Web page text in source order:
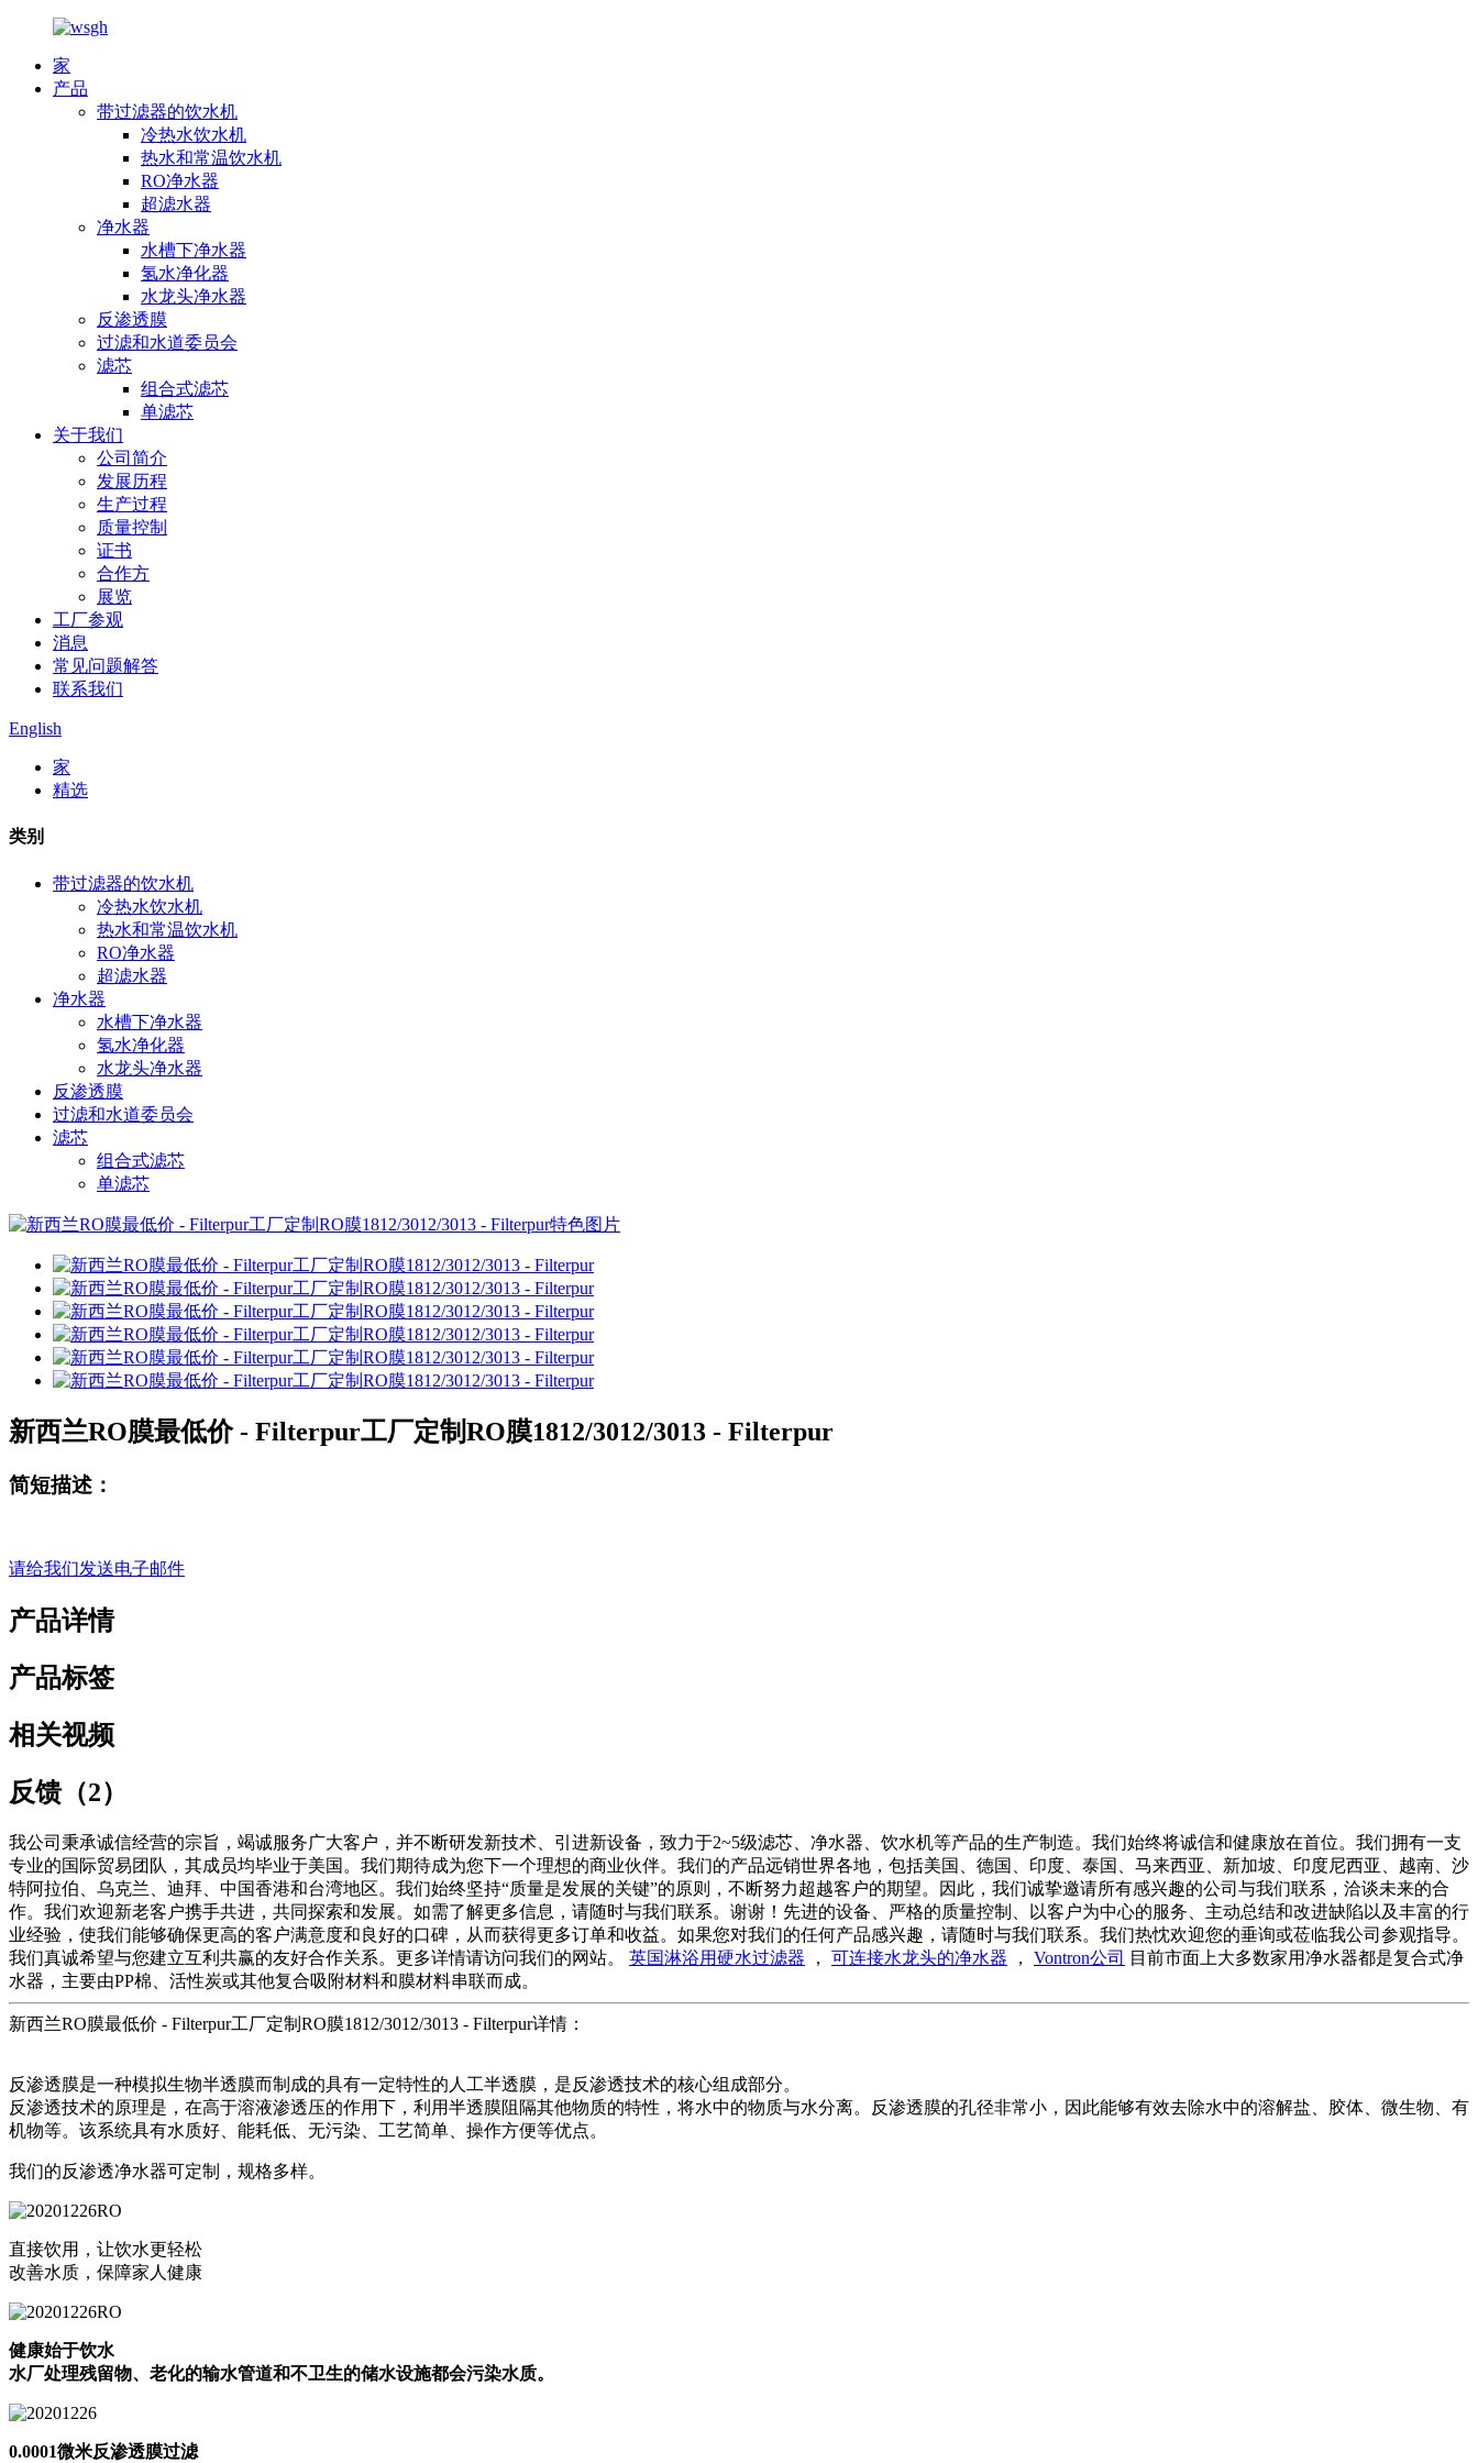
家
产品
带过滤器的饮水机
冷热水饮水机
热水和常温饮水机
RO净水器
超滤水器
净水器
水槽下净水器
氢水净化器
水龙头净水器
反渗透膜
过滤和水道委员会
滤芯
组合式滤芯
单滤芯
关于我们
公司简介
发展历程
生产过程
质量控制
证书
合作方
展览
工厂参观
消息
常见问题解答
联系我们
English
家
精选
类别
带过滤器的饮水机
冷热水饮水机
热水和常温饮水机
RO净水器
超滤水器
净水器
水槽下净水器
氢水净化器
水龙头净水器
反渗透膜
过滤和水道委员会
滤芯
组合式滤芯
单滤芯
新西兰RO膜最低价 - Filterpur工厂定制RO膜1812/3012/3013 - Filterpur
简短描述：
请给我们发送电子邮件
产品详情
产品标签
相关视频
反馈（2）
我公司秉承诚信经营的宗旨，竭诚服务广大客户，并不断研发新技术、引进新设备，致力于2~5级滤芯、净水器、饮水机等产品的生产制造。我们始终将诚信和健康放在首位。我们拥有一支
专业的国际贸易团队，其成员均毕业于美国。我们期待成为您下一个理想的商业伙伴。我们的产品远销世界各地，包括美国、德国、印度、泰国、马来西亚、新加坡、印度尼西亚、越南、沙
特阿拉伯、乌克兰、迪拜、中国香港和台湾地区。我们始终坚持“质量是发展的关键”的原则，不断努力超越客户的期望。因此，我们诚挚邀请所有感兴趣的公司与我们联系，洽谈未来的合
作。我们欢迎新老客户携手共进，共同探索和发展。如需了解更多信息，请随时与我们联系。谢谢！先进的设备、严格的质量控制、以客户为中心的服务、主动总结和改进缺陷以及丰富的行
业经验，使我们能够确保更高的客户满意度和良好的口碑，从而获得更多订单和收益。如果您对我们的任何产品感兴趣，请随时与我们联系。我们热忱欢迎您的垂询或莅临我公司参观指导。
我们真诚希望与您建立互利共赢的友好合作关系。更多详情请访问我们的网站。 英国淋浴用硬水过滤器 ， 可连接水龙头的净水器 ， Vontron公司
目前市面上大多数家用净水器都是复合式净
水器，主要由PP棉、活性炭或其他复合吸附材料和膜材料串联而成。
新西兰RO膜最低价 - Filterpur工厂定制RO膜1812/3012/3013 - Filterpur详情：
反渗透膜是一种模拟生物半透膜而制成的具有一定特性的人工半透膜，是反渗透技术的核心组成部分。
反渗透技术的原理是，在高于溶液渗透压的作用下，利用半透膜阻隔其他物质的特性，将水中的物质与水分离。反渗透膜的孔径非常小，因此能够有效去除水中的溶解盐、胶体、微生物、有
机物等。该系统具有水质好、能耗低、无污染、工艺简单、操作方便等优点。
我们的反渗透净水器可定制，规格多样。
直接饮用，让饮水更轻松
改善水质，保障家人健康
健康始于饮水
水厂处理残留物、老化的输水管道和不卫生的储水设施都会污染水质。
0.0001微米反渗透膜过滤